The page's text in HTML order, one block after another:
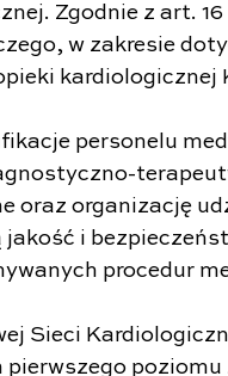
Zgodnie z art.
w zakresie
personelu
oraz organizację
jakość i
procedur
Sieci
pierwszego